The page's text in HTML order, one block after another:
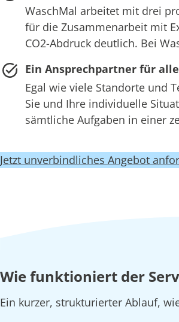
WaschMal arbeitet mit drei
für die Zusammenarbeit mit
CO2-Abdruck deutlich. Bei
Ein Ansprechpartner für
Egal wie viele Standorte und
Sie und Ihre individuelle
sämtliche Aufgaben in einer
Jetzt unverbindliches Angebot
Wie funktioniert der
Ein kurzer, strukturierter Ablauf,